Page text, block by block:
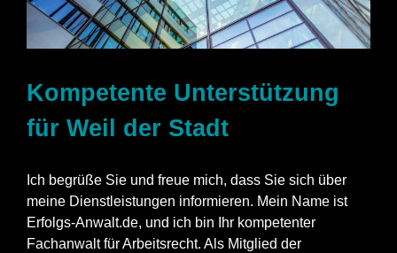
Kompetente Unterstützung
für Weil der Stadt
Ich begrüße Sie und freue mich, dass Sie sich über
meine Dienstleistungen informieren. Mein Name ist
Erfolgs-Anwalt.de, und ich bin Ihr kompetenter
Fachanwalt für Arbeitsrecht. Als Mitglied der